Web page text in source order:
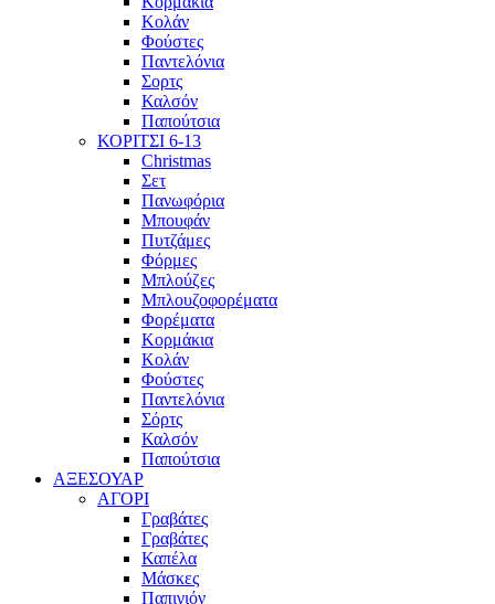
Κολάν
Φούστες
Παντελόνια
Σορτς
Καλσόν
Παπούτσια
ΚΟΡΙΤΣΙ 6-13
Christmas
Σετ
Πανωφόρια
Μπουφάν
Πυτζάμες
Φόρμες
Μπλούζες
Μπλουζοφορέματα
Φορέματα
Κορμάκια
Κολάν
Φούστες
Παντελόνια
Σόρτς
Καλσόν
Παπούτσια
ΑΞΕΣΟΥΑΡ
ΑΓΟΡΙ
Γραβάτες
Γραβάτες
Καπέλα
Μάσκες
Παπιγιόν